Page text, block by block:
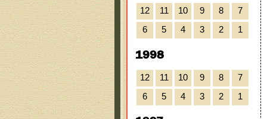
12 11 10 9 8
7
6
5 4 3 2 1
1998
12 11 10 9 8
7
6
5 4 3 2 1